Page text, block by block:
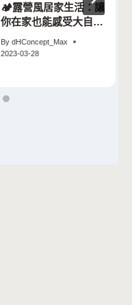
🏕️露營風居家生活：讓
你在家也能感受大自然
By dHConcept_Max
2023-03-28